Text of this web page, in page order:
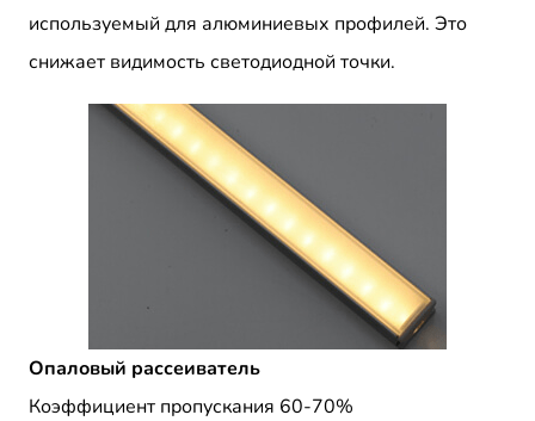
используемый для алюминиевых профилей. Это
снижает видимость светодиодной точки.
Опаловый рассеиватель
Коэффициент пропускания 60-70%